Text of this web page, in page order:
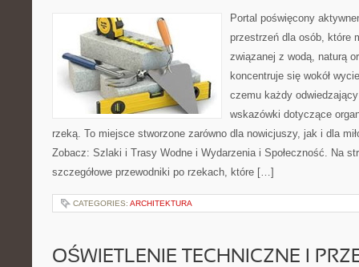
Portal poświęcony
przestrzeń dla osób, które
związanej z wodą, naturą
koncentruje się wokół
czemu każdy
wskazówki dotyczące
rzeką. To miejsce stworzone zarówno dla nowicjuszy, jak i dla
Zobacz: Szlaki i Trasy Wodne i Wydarzenia i Społeczność. Na
szczegółowe przewodniki po rzekach, które […]
CATEGORIES: ARCHITEKTURA
OŚWIETLENIE TECHNICZNE I